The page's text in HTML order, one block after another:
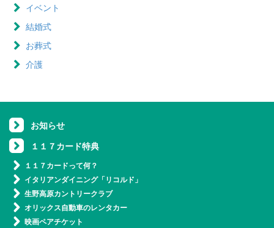
イベント
結婚式
お葬式
介護
お知らせ
１１７カード特典
１１７カードって何？
イタリアンダイニング「リコルド」
生野高原カントリークラブ
オリックス自動車のレンタカー
映画ペアチケット